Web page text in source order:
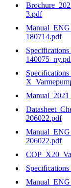
3.pdf
180714.pdf
206022.pdf
206022.pdf